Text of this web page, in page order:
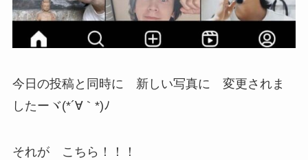
今日の投稿と同時に 新しい写真に 変更されま
したーヾ(*´∀｀*)ﾉ
それが こちら！！！